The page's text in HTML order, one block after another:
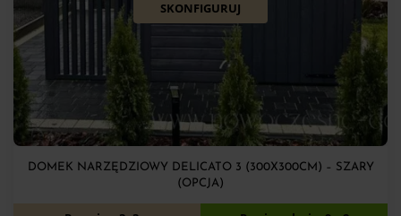
SKONFIGURUJ
DOMEK NARZĘDZIOWY DELICATO 3 (300X300CM) – SZARY
(OPCJA)